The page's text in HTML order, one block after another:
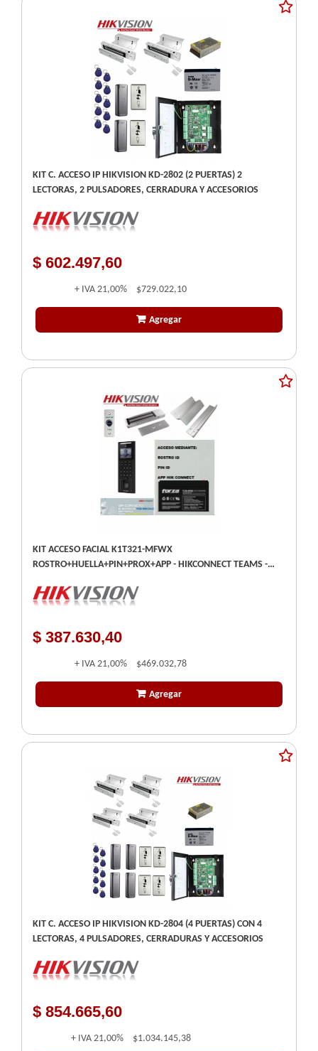
KIT C. ACCESO IP HIKVISION KD-2802 (2 PUERTAS) 2
LECTORAS, 2 PULSADORES, CERRADURA Y ACCESORIOS
$ 602.497,60
+ IVA 21,00% $729.022,10
Agregar
KIT ACCESO FACIAL K1T321-MFWX
ROSTRO+HUELLA+PIN+PROX+APP - HIKCONNECT TEAMS -
TOUCH + UPS 12V7A/H
$ 387.630,40
+ IVA 21,00% $469.032,78
Agregar
KIT C. ACCESO IP HIKVISION KD-2804 (4 PUERTAS) CON 4
LECTORAS, 4 PULSADORES, CERRADURAS Y ACCESORIOS
$ 854.665,60
+ IVA 21,00% $1.034.145,38